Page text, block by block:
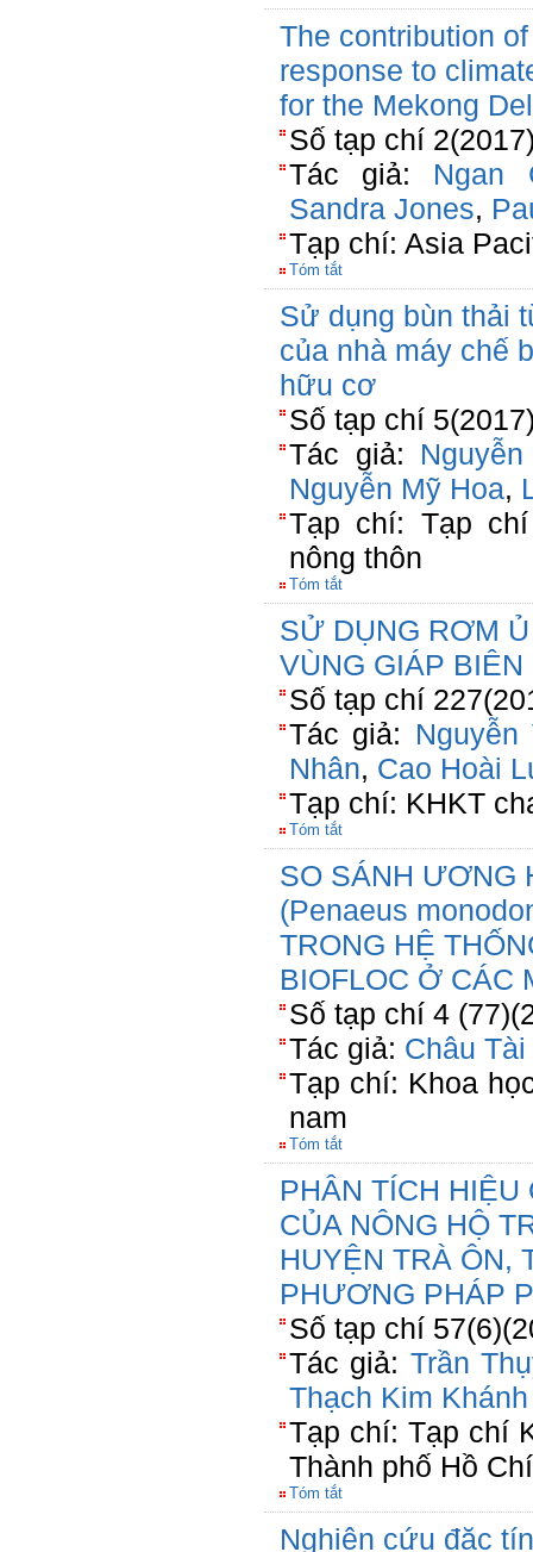
The contribution
response to
for the Mekong
Số tạp chí
Tác giả: Ngan
Sandra Jones,
Tạp chí: Asia
Tóm tắt
Sử dụng bùn thải
của nhà máy chế
hữu cơ
Số tạp chí
Tác giả:
Nguyễn Mỹ Hoa,
Tạp chí: Tạp
nông thôn
Tóm tắt
SỬ DỤNG RƠM
VÙNG GIÁP
Số tạp chí
Tác giả:
Nhân, Cao Hoài
Tạp chí: KHKT
Tóm tắt
SO SÁNH ƯƠNG
(Penaeus
TRONG HỆ
BIOFLOC Ở CÁC
Số tạp chí 4
Tác giả: Châu Tài
Tạp chí: Khoa
nam
Tóm tắt
PHÂN TÍCH HIỆU
CỦA NÔNG HỘ
HUYỆN TRÀ ÔN,
PHƯƠNG PHÁP
Số tạp chí
Tác giả: Trần
Thạch Kim Khánh
Tạp chí: Tạp chí
Thành phố Hồ
Tóm tắt
Nghiên cứu đặc